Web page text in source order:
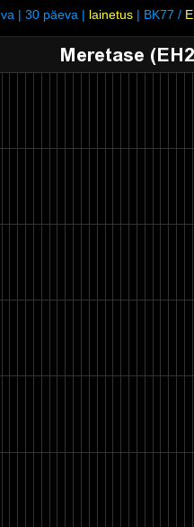
| 30 päeva | lainetus | BK77 /